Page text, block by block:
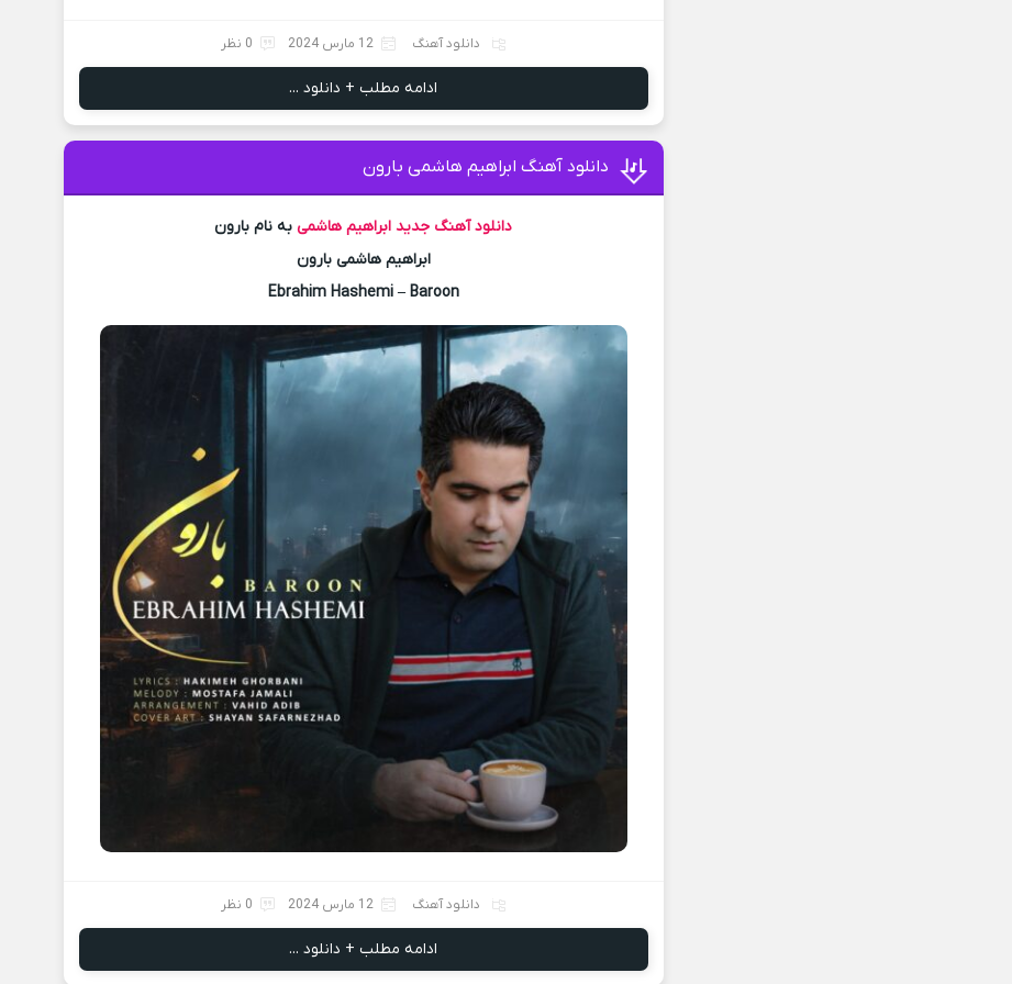
دانلود آهنگ 12 مارس 2024 0 نظر
ادامه مطلب + دانلود ...
دانلود آهنگ ابراهیم هاشمی بارون
دانلود آهنگ جدید ابراهیم هاشمیبه نام بارون
ابراهیم هاشمی بارون
Ebrahim Hashemi – Baroon
دانلود آهنگ 12 مارس 2024 0 نظر
ادامه مطلب + دانلود ...